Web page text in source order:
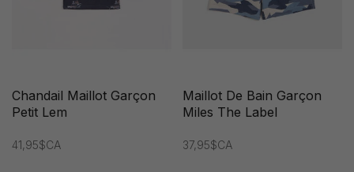
Chandail Maillot Garçon
Petit Lem
41,95$CA
Maillot De Bain Garçon
Miles The Label
37,95$CA